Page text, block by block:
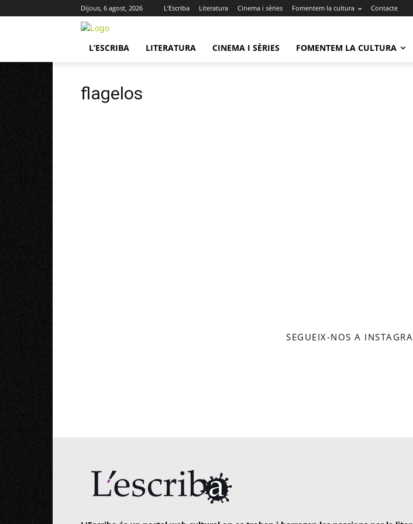
Dijous, 6 agost, 2026 L’Escriba Literatura Cinema i sèries Fomentem la cultura Contacte
L’ESCRIBA LITERATURA CINEMA I SÈRIES FOMENTEM LA CULTURA
flagelos
SEGUEIX-NOS A